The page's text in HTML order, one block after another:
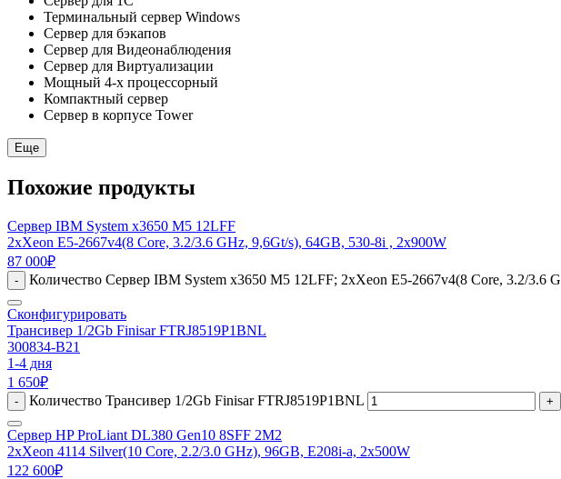
Терминальный сервер Windows
Сервер для бэкапов
Сервер для Видеонаблюдения
Сервер для Виртуализации
Мощный 4-х процессорный
Компактный сервер
Сервер в корпусе Tower
Еще
Похожие продукты
Сервер IBM System x3650 M5 12LFF
2xXeon E5-2667v4(8 Core, 3.2/3.6 GHz, 9,6Gt/s), 64GB, 530-8i , 2x900W
87 000₽
- Количество Сервер IBM System x3650 M5 12LFF; 2xXeon E5-2667v4(8 Core, 3.2/3.6
Сконфигурировать
Трансивер 1/2Gb Finisar FTRJ8519P1BNL
300834-B21
1-4 дня
1 650₽
- Количество Трансивер 1/2Gb Finisar FTRJ8519P1BNL +
Сервер HP ProLiant DL380 Gen10 8SFF 2M2
2xXeon 4114 Silver(10 Core, 2.2/3.0 GHz), 96GB, E208i-a, 2x500W
122 600₽